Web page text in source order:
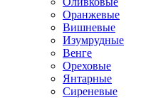
Оранжевые
Вишневые
Изумрудные
Венге
Ореховые
Янтарные
Сиреневые